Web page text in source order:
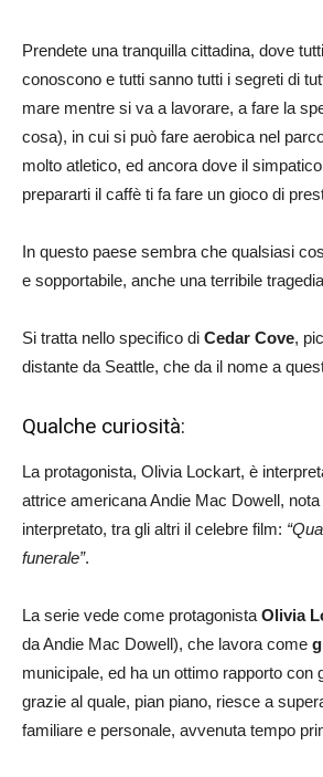
Prendete una tranquilla cittadina, dove
conoscono e tutti sanno tutti i segreti di
mare mentre si va a lavorare, a fare la
cosa), in cui si può fare aerobica nel
molto atletico, ed ancora dove il
prepararti il caffè ti fa fare un gioco di
In questo paese sembra che qualsiasi
e sopportabile, anche una terribile
Si tratta nello specifico di Cedar Cove,
distante da Seattle, che da il nome a
Qualche curiosità:
La protagonista, Olivia Lockart, è
attrice americana Andie Mac Dowell,
interpretato, tra gli altri il celebre film:
funerale”.
La serie vede come protagonista Olivia
da Andie Mac Dowell), che lavora come
municipale, ed ha un ottimo rapporto con
grazie al quale, pian piano, riesce a
familiare e personale, avvenuta tempo